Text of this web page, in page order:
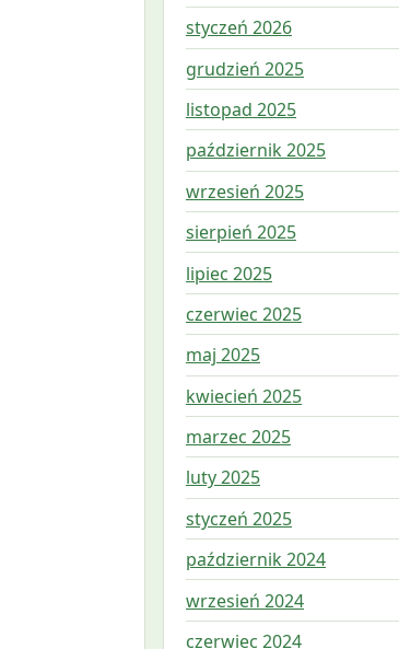
styczeń 2026
grudzień 2025
listopad 2025
październik 2025
wrzesień 2025
sierpień 2025
lipiec 2025
czerwiec 2025
maj 2025
kwiecień 2025
marzec 2025
luty 2025
styczeń 2025
październik 2024
wrzesień 2024
czerwiec 2024